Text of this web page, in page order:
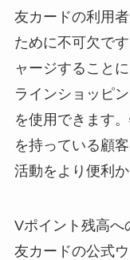
友カードの利用
ために不可欠で
ャージすること
ラインショッピ
を使用できます
を持っている顧
活動をより便利
Vポイント残高へ
友カードの公式